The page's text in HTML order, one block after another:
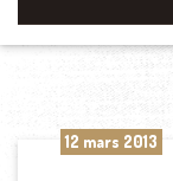
12 mars 2013